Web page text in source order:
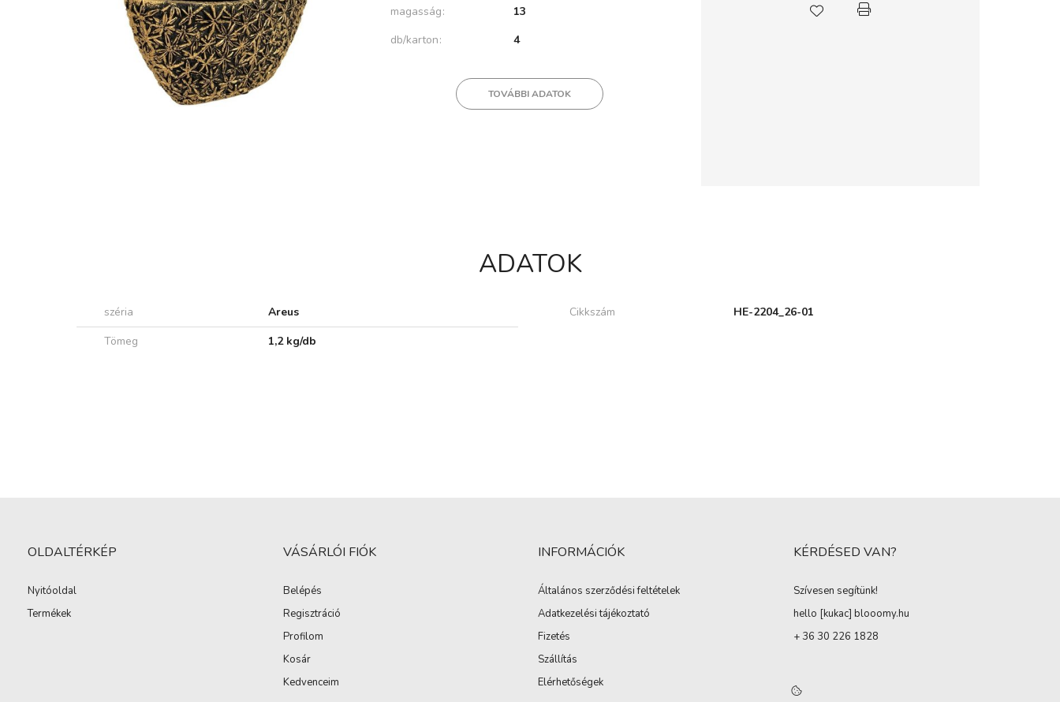
magasság
13
db/karton
4
TOVÁBBI ADATOK
ADATOK
széria Areus Cikkszám
HE-2204_26-01
Tömeg
1,2 kg/db
OLDALTÉRKÉP
Nyitóoldal
Termékek
VÁSÁRLÓI FIÓK
Belépés
Regisztráció
Profilom
Kosár
Kedvenceim
INFORMÁCIÓK
Általános szerződési feltételek
Adatkezelési tájékoztató
Fizetés
Szállítás
Elérhetőségek
KÉRDÉSED VAN?
Szívesen segítünk!
hello [kukac] blooomy.hu
+ 36 30 226 1828